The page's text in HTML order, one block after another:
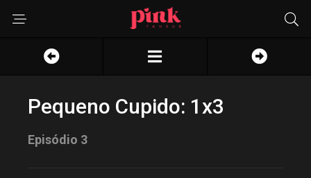
Pequeno Cupido: 1x3
Episódio 3